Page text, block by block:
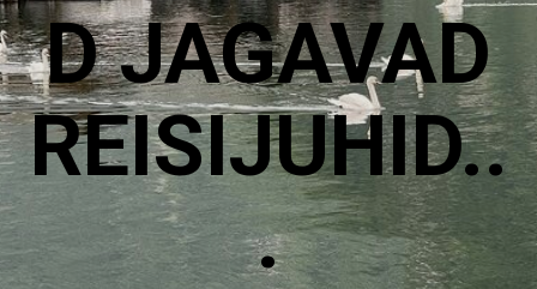
D JAGAVAD
REISIJUHID..
.